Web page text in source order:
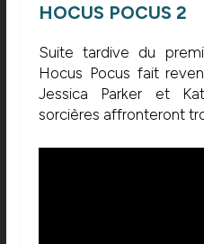
HOCUS POCUS 2
Suite tardive du
Hocus Pocus fait
Jessica Parker et
sorcières affronteront